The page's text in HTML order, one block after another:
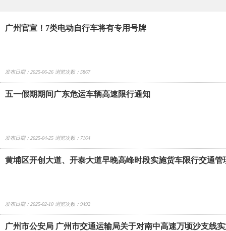
广州官宣！7类电动自行车将有专用号牌
发布日期：2025-06-26 浏览次数：5867
五一假期期间广东危运车辆高速限行通知
发布日期：2025-04-25 浏览次数：7164
黄埔区开创大道、开泰大道早晚高峰时段实施货车限行交通管
发布日期：2025-02-10 浏览次数：9492
广州市公安局 广州市交通运输局关于对南中高速万顷沙支线